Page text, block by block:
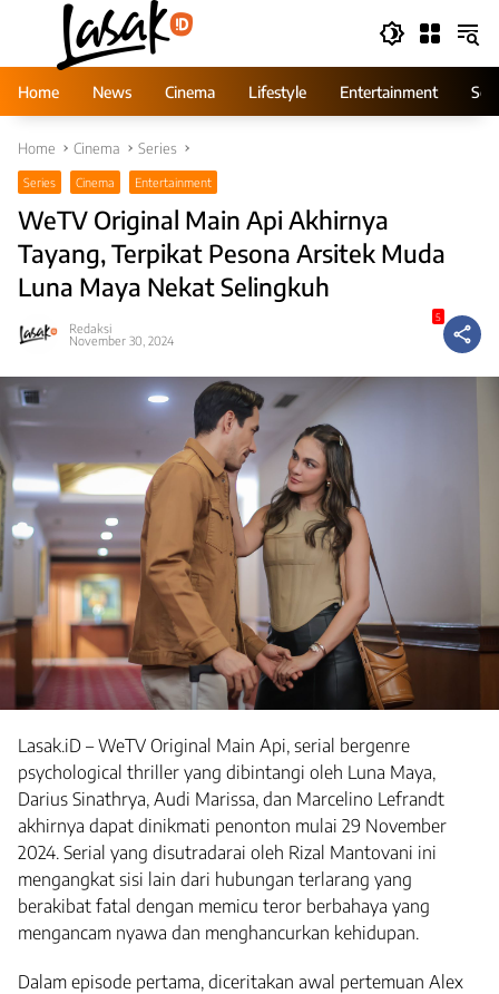
Home
News Cinema Lifestyle Entertainment
Home Cinema Series
Series Cinema Entertainment
WeTV Original Main Api Akhirnya
Tayang, Terpikat Pesona Arsitek Muda
Luna Maya Nekat Selingkuh
Redaksi
November 30, 2024
5
Lasak.iD – WeTV Original Main Api, serial bergenre
psychological thriller yang dibintangi oleh Luna Maya,
Darius Sinathrya, Audi Marissa, dan Marcelino Lefrandt
akhirnya dapat dinikmati penonton mulai 29 November
2024. Serial yang disutradarai oleh Rizal Mantovani ini
mengangkat sisi lain dari hubungan terlarang yang
berakibat fatal dengan memicu teror berbahaya yang
mengancam nyawa dan menghancurkan kehidupan.
Dalam episode pertama, diceritakan awal pertemuan Alex